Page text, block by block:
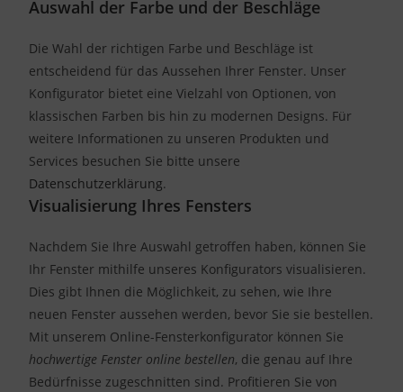
Auswahl der Farbe und der Beschläge
Die Wahl der richtigen Farbe und Beschläge ist
entscheidend für das Aussehen Ihrer Fenster. Unser
Konfigurator bietet eine Vielzahl von Optionen, von
klassischen Farben bis hin zu modernen Designs. Für
weitere Informationen zu unseren Produkten und
Services besuchen Sie bitte unsere
Datenschutzerklärung.
Visualisierung Ihres Fensters
Nachdem Sie Ihre Auswahl getroffen haben, können Sie
Ihr Fenster mithilfe unseres Konfigurators visualisieren.
Dies gibt Ihnen die Möglichkeit, zu sehen, wie Ihre
neuen Fenster aussehen werden, bevor Sie sie bestellen.
Mit unserem Online-Fensterkonfigurator können Sie
hochwertige Fenster online bestellen, die genau auf Ihre
Bedürfnisse zugeschnitten sind. Profitieren Sie von